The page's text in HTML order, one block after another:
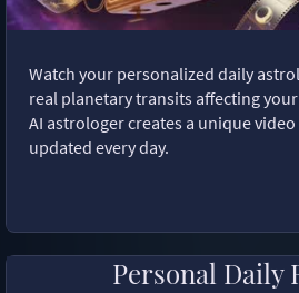
Watch your personalized daily
real planetary transits affecting
AI astrologer creates a unique
updated every day.
Personal Daily